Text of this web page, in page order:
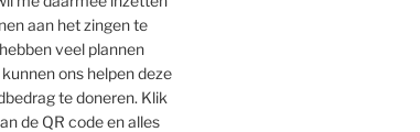
aan het zingen te
veel plannen
ons helpen deze
te doneren. Klik
de QR code en alles